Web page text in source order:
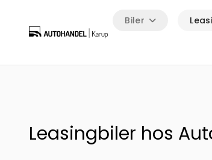
Biler
Leasingbiler hos